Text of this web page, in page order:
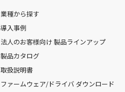
業種から探す
導入事例
法人のお客様向け 製品ラインアップ
製品カタログ
取扱説明書
ファームウェア/ドライバ ダウンロード